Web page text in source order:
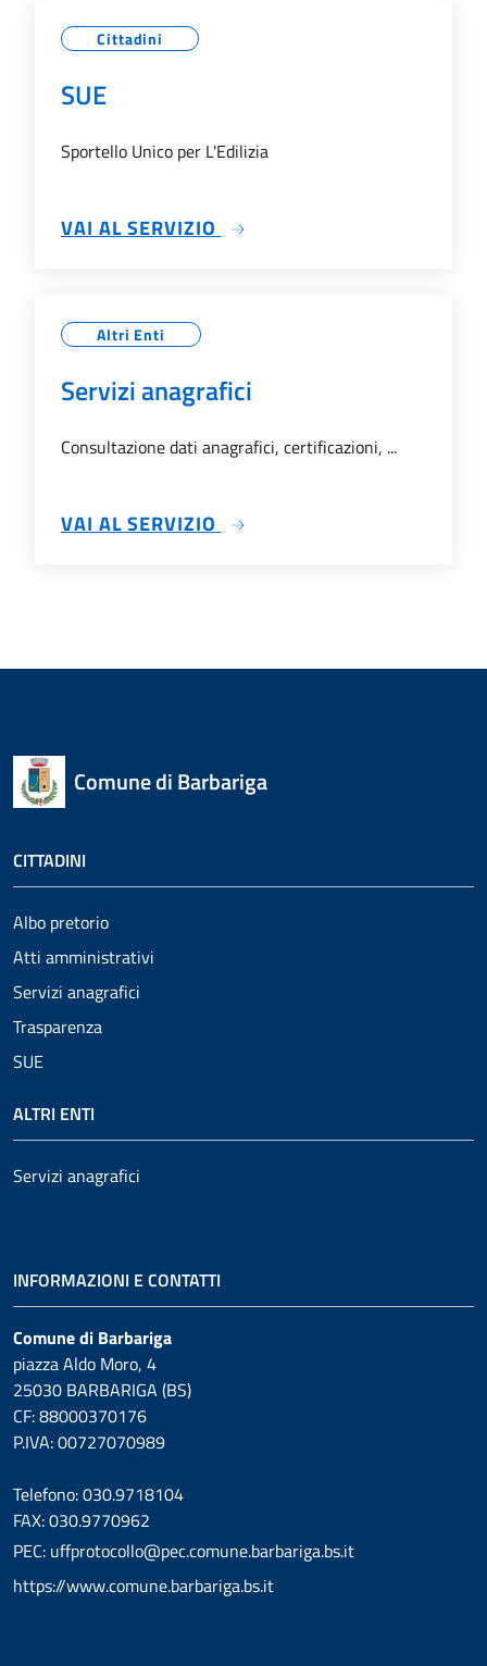
Cittadini
SUE
Sportello Unico per L'Edilizia
VAI AL SERVIZIO SU SUE
Altri Enti
Servizi anagrafici
Consultazione dati anagrafici, certificazioni, ...
VAI AL SERVIZIO SU SERVIZI ANAGRAFICI
Comune di Barbariga
CITTADINI
Albo pretorio
Atti amministrativi
Servizi anagrafici
Trasparenza
SUE
ALTRI ENTI
Servizi anagrafici
INFORMAZIONI E CONTATTI
Comune di Barbariga
piazza Aldo Moro, 4
25030 BARBARIGA (BS)
CF: 88000370176
P.IVA: 00727070989
Telefono: 030.9718104
FAX: 030.9770962
PEC: uffprotocollo@pec.comune.barbariga.bs.it
https://www.comune.barbariga.bs.it